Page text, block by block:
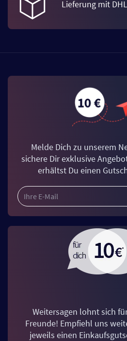
Lieferung mit DHL
Melde Dich zu unserem
sichere Dir exklusive
erhältst Du einen
Weitersagen lohnt sich
Freunde! Empfiehl uns
jeweils einen